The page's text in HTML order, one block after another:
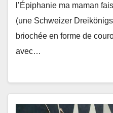
l’Épiphanie ma maman
(une Schweizer
briochée en forme de
avec…